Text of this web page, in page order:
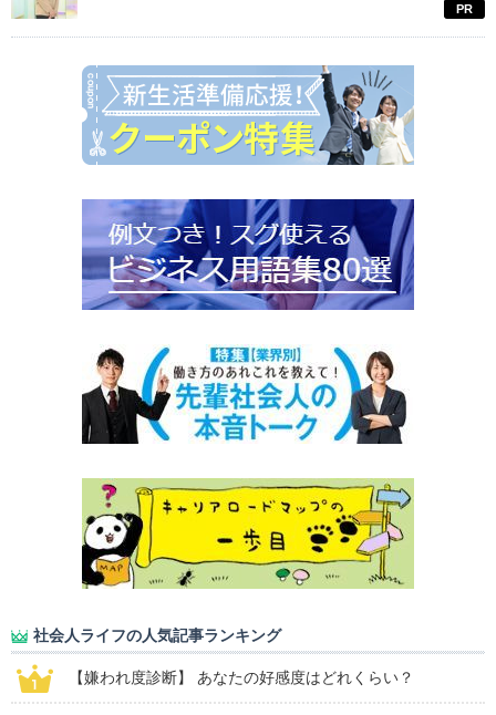
PR
社会人ライフの人気記事ランキング
【嫌われ度診断】 あなたの好感度はどれくらい？